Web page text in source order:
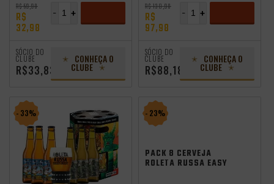
R$ 59,98
R$
32,98
+
-
SÓCIO DO
CLUBE
R$33,83
CONHEÇA O
CLUBE
R$ 130,98
R$
97,98
+
-
SÓCIO DO
CLUBE
R$88,18
CONHEÇA O
CLUBE
- 33% - 23%
PACK 8 CERVEJA
ROLETA RUSSA EASY